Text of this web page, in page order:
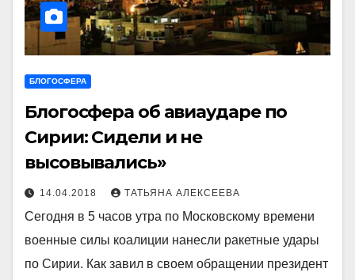
БЛОГОСФЕРА
Блогосфера об авиаударе по
Сирии: Сидели и не
высовывались»
14.04.2018 ТАТЬЯНА АЛЕКСЕЕВА
Сегодня в 5 часов утра по Московскому времени
военные силы коалиции нанесли ракетные удары
по Сирии. Как завил в своем обращении президент